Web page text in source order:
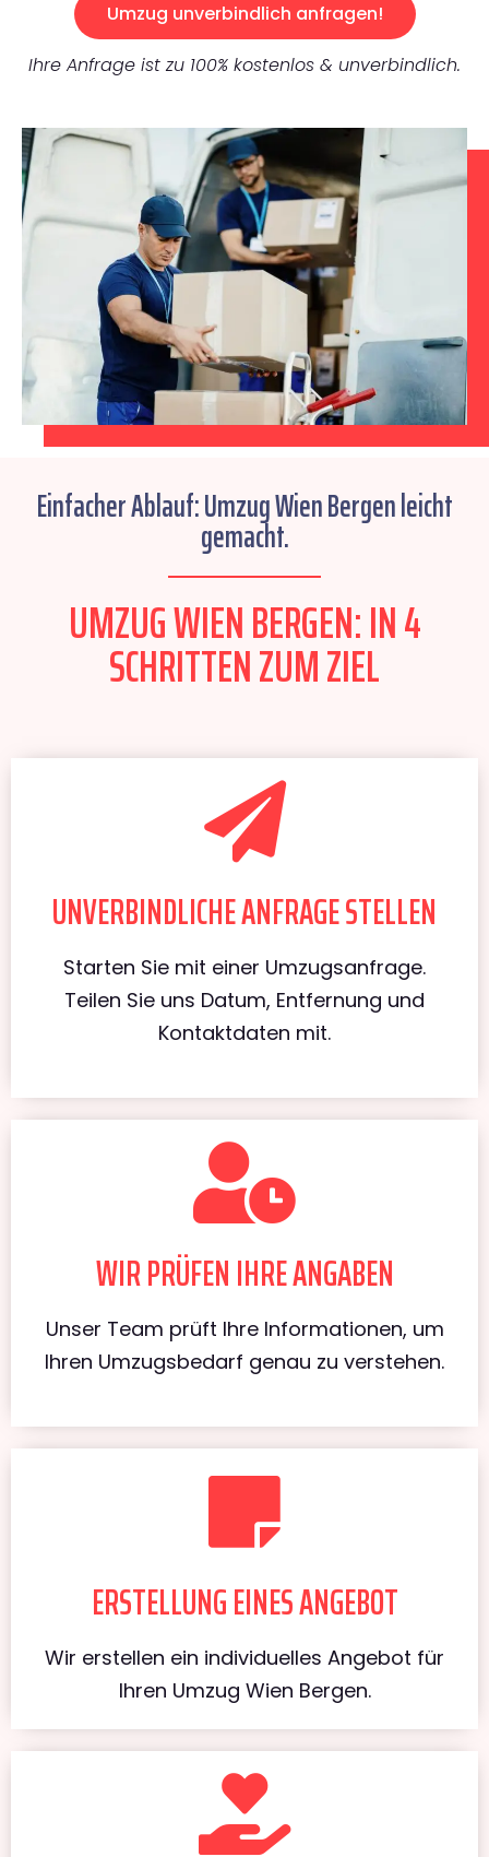
Umzug unverbindlich anfragen!
Ihre Anfrage ist zu 100% kostenlos & unverbindlich.
Einfacher Ablauf: Umzug Wien Bergen leicht
gemacht.
UMZUG WIEN BERGEN: IN 4
SCHRITTEN ZUM ZIEL
UNVERBINDLICHE ANFRAGE STELLEN
Starten Sie mit einer Umzugsanfrage.
Teilen Sie uns Datum, Entfernung und
Kontaktdaten mit.
WIR PRÜFEN IHRE ANGABEN
Unser Team prüft Ihre Informationen, um
Ihren Umzugsbedarf genau zu verstehen.
ERSTELLUNG EINES ANGEBOT
Wir erstellen ein individuelles Angebot für
Ihren Umzug Wien Bergen.